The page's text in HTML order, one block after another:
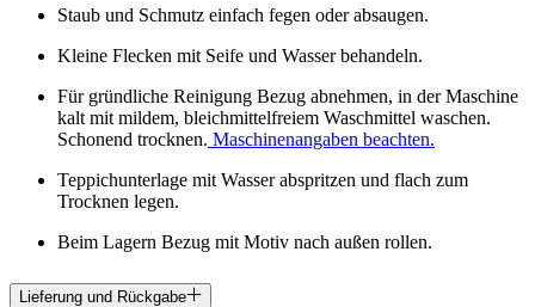
Staub und Schmutz einfach fegen oder absaugen.
Kleine Flecken mit Seife und Wasser behandeln.
Für gründliche Reinigung Bezug abnehmen, in der Maschine
kalt mit mildem, bleichmittelfreiem Waschmittel waschen.
Schonend trocknen. Maschinenangaben beachten.
Teppichunterlage mit Wasser abspritzen und flach zum
Trocknen legen.
Beim Lagern Bezug mit Motiv nach außen rollen.
Lieferung und Rückgabe